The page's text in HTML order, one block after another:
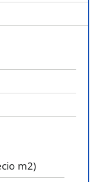
m2)